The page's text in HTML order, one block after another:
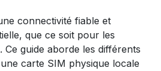
connectivité fiable et
que ce soit pour les
Ce guide aborde les différents
carte SIM physique locale